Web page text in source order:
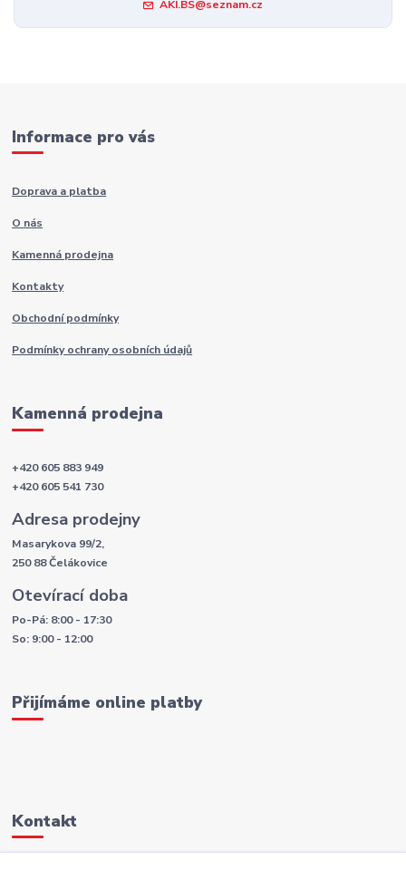
AKI.BS@seznam.cz
Informace pro vás
Doprava a platba
O nás
Kamenná prodejna
Kontakty
Obchodní podmínky
Podmínky ochrany osobních údajů
Kamenná prodejna
+420 605 883 949
+420 605 541 730
Adresa prodejny
Masarykova 99/2,
250 88 Čelákovice
Otevírací doba
Po-Pá: 8:00 - 17:30
So: 9:00 - 12:00
Přijímáme online platby
Kontakt